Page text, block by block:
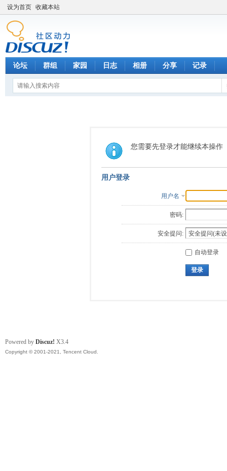
设为首页 收藏本站
论坛 群组 家园 日志 相册 分享 记录
您需要先登录才能继续本操作
用户登录
用户名
密码:
安全提问:
自动登录
登录
Powered by Discuz! X3.4
Copyright © 2001-2021, Tencent Cloud.